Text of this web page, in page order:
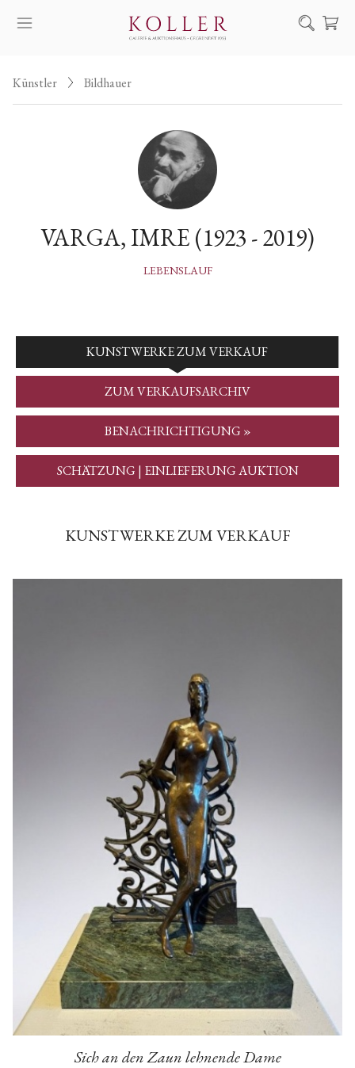
KAUF & VERKAUF
KUNSTWERKE
AUKTION
AUSSTELLUNGEN
NACHRICHTEN
ÜBER UNS | KONTAKT
Suche
Künstler Bildhauer
VARGA, IMRE (1923 - 2019)
LEBENSLAUF
KUNSTWERKE ZUM VERKAUF
ZUM VERKAUFSARCHIV
BENACHRICHTIGUNG »
SCHÄTZUNG | EINLIEFERUNG AUKTION
KUNSTWERKE ZUM VERKAUF
Sich an den Zaun lehnende Dame